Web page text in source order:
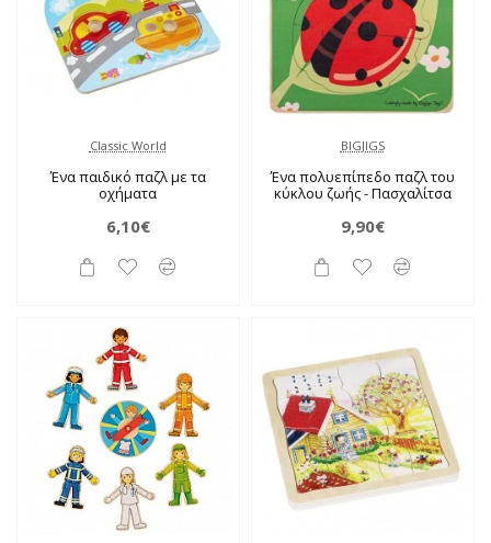
Classic World
Ένα παιδικό παζλ με τα
οχήματα
6,10€
BIGJIGS
Ένα πολυεπίπεδο παζλ του
κύκλου ζωής - Πασχαλίτσα
9,90€